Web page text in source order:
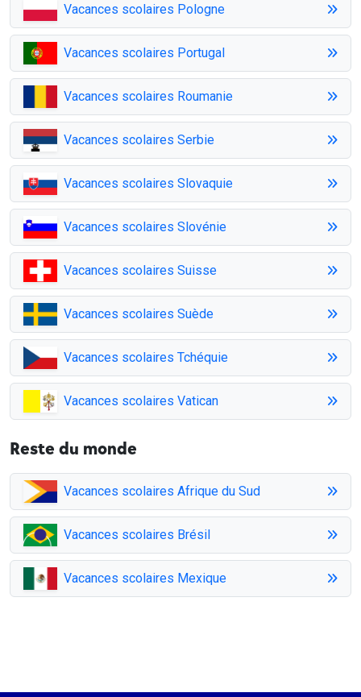
Vacances scolaires Pologne
Vacances scolaires Portugal
Vacances scolaires Roumanie
Vacances scolaires Serbie
Vacances scolaires Slovaquie
Vacances scolaires Slovénie
Vacances scolaires Suisse
Vacances scolaires Suède
Vacances scolaires Tchéquie
Vacances scolaires Vatican
Reste du monde
Vacances scolaires Afrique du Sud
Vacances scolaires Brésil
Vacances scolaires Mexique